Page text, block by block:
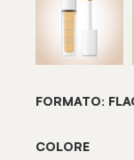
FORMATO:
COLORE